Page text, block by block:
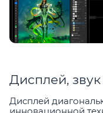
Дисплей,
Дисплей